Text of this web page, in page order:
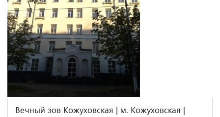
Вечный зов Кожуховская | м. Кожуховская |